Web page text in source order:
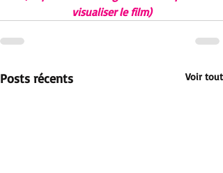
visualiser le film)
Posts récents Voir tout